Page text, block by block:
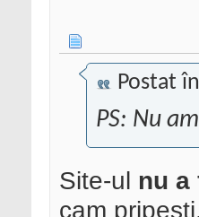
Postat
PS: Nu
Site-ul nu a
cam